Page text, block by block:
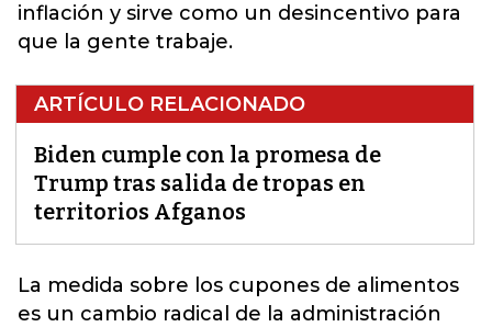
inflación y sirve como un desincentivo para
que la gente trabaje.
ARTÍCULO RELACIONADO
Biden cumple con la promesa de
Trump tras salida de tropas en
territorios Afganos
La medida sobre los cupones de alimentos
es un cambio radical de la administración